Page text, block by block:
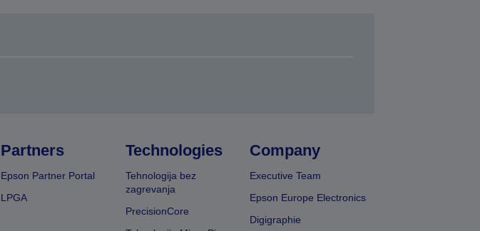
Partners
Epson Partner Portal
LPGA
Technologies
Tehnologija bez
zagrevanja
PrecisionCore
Company
Executive Team
Epson Europe Electronics
Digigraphie